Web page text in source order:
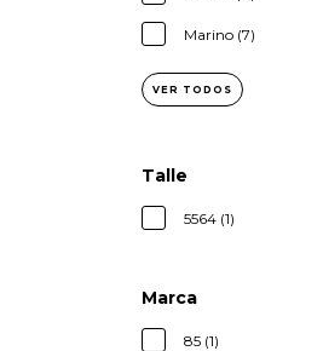
Marino (7)
VER TODOS
Talle
5564 (1)
Marca
85 (1)